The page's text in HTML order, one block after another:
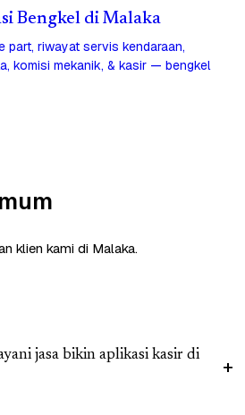
Bengkel di Malaka
part, riwayat servis kendaraan,
komisi mekanik, & kasir — bengkel
klien kami di Malaka.
jasa bikin aplikasi kasir di